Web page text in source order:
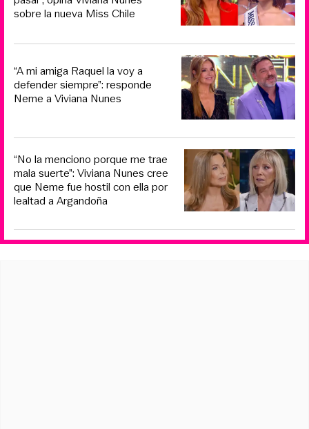
sobre la nueva Miss Chile
“A mi amiga Raquel la voy a
defender siempre”: responde
Neme a Viviana Nunes
“No la menciono porque me trae
mala suerte”: Viviana Nunes cree
que Neme fue hostil con ella por
lealtad a Argandoña